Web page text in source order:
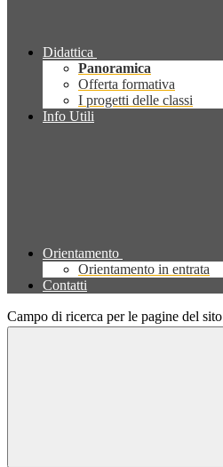
Didattica
Panoramica
Offerta formativa
I progetti delle classi
Info Utili
Orientamento
Orientamento in entrata
Contatti
Campo di ricerca per le pagine del sito